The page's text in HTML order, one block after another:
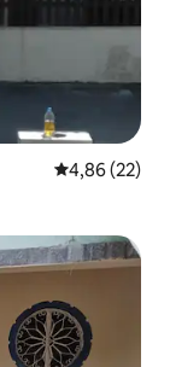
4,86 de uma
4,86 (22)